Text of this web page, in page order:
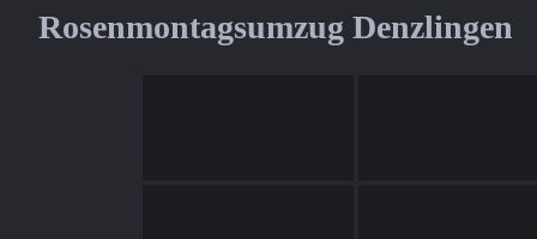
Rosenmontagsumzug Denzlingen